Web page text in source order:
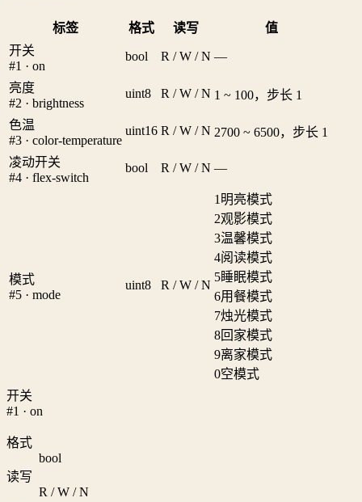
标签 格式 读写
值
开关
#1 · on
bool R / W / N —
亮度
#2 · brightness
uint8 R / W / N 1 ~ 100，步长 1
色温
#3 · color-temperature
uint16 R / W / N 2700 ~ 6500，步长 1
凌动开关
#4 · flex-switch
bool R / W / N —
模式
#5 · mode
uint8 R / W / N
1 明亮模式
2观影模式
3温馨模式
4阅读模式
5睡眠模式
6用餐模式
7烛光模式
8回家模式
9离家模式
0空模式
开关
#1 · on
格式
bool
读写
R / W / N